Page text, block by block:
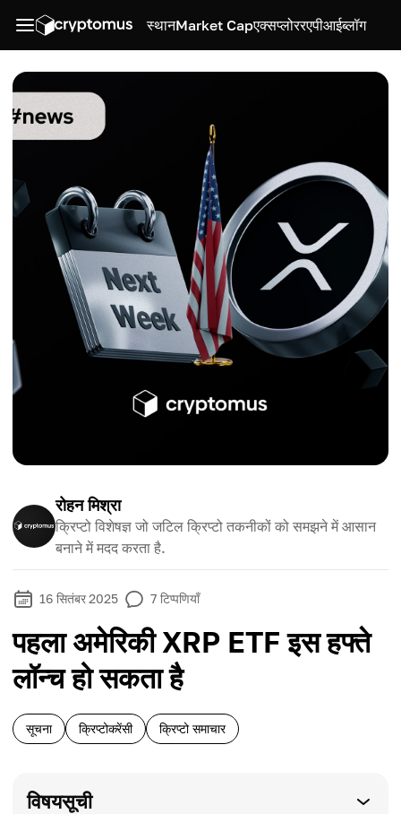
स्थानMarket Capएक्सप्लोररएपीआईब्लॉग
रोहन मिश्रा
क्रिप्टो विशेषज्ञ जो जटिल क्रिप्टो तकनीकों को समझने में आसान
बनाने में मदद करता है.
16 सितंबर 2025 7 टिप्पणियाँ
पहला अमेरिकी XRP ETF इस हफ्ते
लॉन्च हो सकता है
सूचना क्रिप्टोकरेंसी क्रिप्टो समाचार
विषयसूची